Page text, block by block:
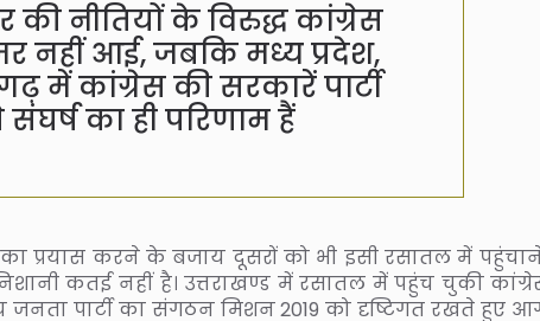
नीतियों के विरुद्ध कांग्रेस
नहीं आई, जबकि मध्य प्रदेश,
में कांग्रेस की सरकारें पार्टी
का ही परिणाम हैं
प्रयास करने के बजाय दूसरों को भी इसी रसातल में
कतई नहीं है। उत्तराखण्ड में रसातल में पहुंच चुकी
पार्टी का संगठन मिशन 2019 को दृष्टिगत रखते हुए